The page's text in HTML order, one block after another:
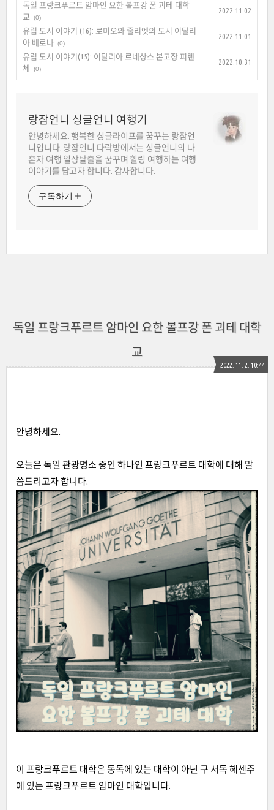
독일 프랑크푸르트 암마인 요한 볼프강 폰 괴테 대학
교
(0)
2022.11.02
유럽 도시 이야기 (16): 로미오와 줄리엣의 도시 이탈리
아 베로나 (0)
2022.11.01
유럽 도시 이야기(15): 이탈리아 르네상스 본고장 피렌
체
(0)
2022.10.31
랑잠언니 싱글언니 여행기
안녕하세요. 행복한 싱글라이프를 꿈꾸는 랑잠언
니입니다. 랑잠언니 다락방에서는 싱글언니의 나
혼자 여행 일상탈출을 꿈꾸며 힐링 여행하는 여행
이야기를 담고자 합니다. 감사합니다.
구독하기
독일 프랑크푸르트 암마인 요한 볼프강 폰 괴테 대학
교
2022. 11. 2. 10:44
안녕하세요.
오늘은 독일 관광명소 중인 하나인 프랑크푸르트 대학에 대해 말
씀드리고자 합니다.
이 프랑크푸르트 대학은 동독에 있는 대학이 아닌 구 서독 헤센주
에 있는 프랑크푸르트 암마인 대학입니다.